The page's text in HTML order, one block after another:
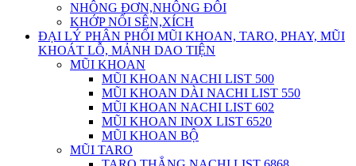
NHÔNG ĐƠN,NHÔNG ĐÔI
KHỚP NỐI SÊN,XÍCH
ĐẠI LÝ PHÂN PHỐI MŨI KHOAN, TARO, PHAY, MŨI
KHOÁT LỖ, MẢNH DAO TIỆN
MŨI KHOAN
MŨI KHOAN NACHI LIST 500
MŨI KHOAN DÀI NACHI LIST 550
MŨI KHOAN NACHI LIST 602
MŨI KHOAN INOX LIST 6520
MŨI KHOAN BỘ
MŨI TARO